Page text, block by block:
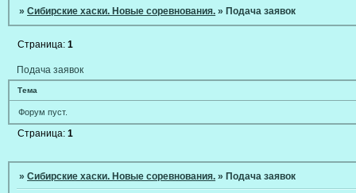
»Сибирские хаски. Новые соревнования. »Подача заявок
Подача заявок
Страница:1
Тема
Форум пуст.
Страница:1
»Сибирские хаски. Новые соревнования. » Подача заявок